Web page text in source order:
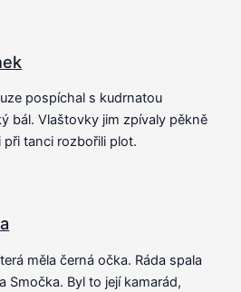
pospíchal s kudrnatou
bál. Vlaštovky jim zpívaly pěkně
tanci rozbořili plot.
měla černá očka. Ráda spala
Smočka. Byl to její kamarád,